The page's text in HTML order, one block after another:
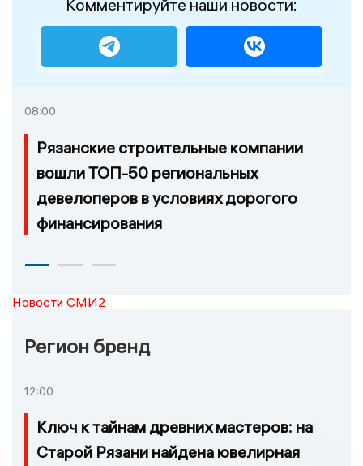
Комментируйте наши новости:
08:00
Рязанские строительные компании
вошли ТОП-50 региональных
девелоперов в условиях дорогого
финансирования
Новости СМИ2
Регион бренд
12:00
Ключ к тайнам древних мастеров: на
Старой Рязани найдена ювелирная